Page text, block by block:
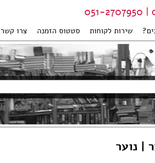
שירות לקוחות סטטוס הזמנה צרו קשר
| נוער